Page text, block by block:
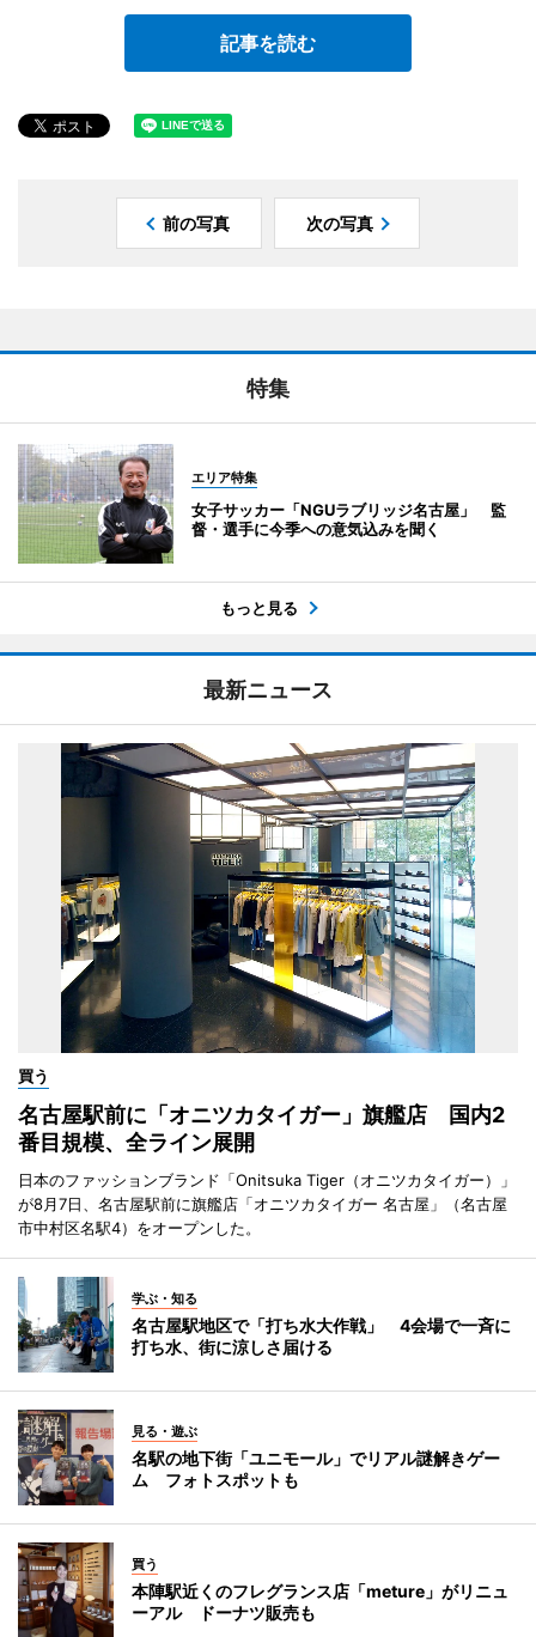
記事を読む
前の写真 次の写真
特集
エリア特集
女子サッカー「NGUラブリッジ名古屋」 監
督・選手に今季への意気込みを聞く
もっと見る
最新ニュース
買う
名古屋駅前に「オニツカタイガー」旗艦店 国内2
番目規模、全ライン展開
日本のファッションブランド「Onitsuka Tiger（オニツカタイガー）」
が8月7日、名古屋駅前に旗艦店「オニツカタイガー 名古屋」（名古屋
市中村区名駅4）をオープンした。
学ぶ・知る
名古屋駅地区で「打ち水大作戦」 4会場で一斉に
打ち水、街に涼しさ届ける
見る・遊ぶ
名駅の地下街「ユニモール」でリアル謎解きゲー
ム フォトスポットも
買う
本陣駅近くのフレグランス店「meture」がリニュ
ーアル ドーナツ販売も